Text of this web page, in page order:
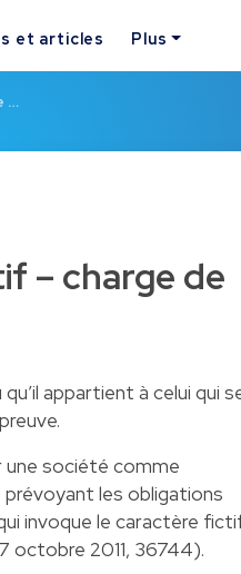
et articles Plus
…
– charge de
appartient à celui qui
une société comme
prévoyant les obligations
invoque le caractère
octobre 2011, 36744).